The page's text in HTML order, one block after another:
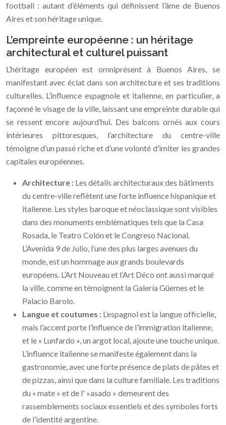
football : autant d’éléments qui définissent l’âme de Buenos
Aires et son héritage unique.
L’empreinte européenne : un héritage
architectural et culturel puissant
L’héritage européen est omniprésent à Buenos Aires, se
manifestant avec éclat dans son architecture et ses traditions
culturelles. L’influence espagnole et italienne, en particulier, a
façonné le visage de la ville, laissant une empreinte durable qui
se ressent encore aujourd’hui. Des balcons ornés aux cours
intérieures pittoresques, l’architecture du centre-ville
témoigne d’un passé riche et d’une volonté d’imiter les grandes
capitales européennes.
Architecture : Les détails architecturaux des bâtiments
du centre-ville reflètent une forte influence hispanique et
italienne. Les styles baroque et néoclassique sont visibles
dans des monuments emblématiques tels que la Casa
Rosada, le Teatro Colón et le Congreso Nacional.
L’Avenida 9 de Julio, l’une des plus larges avenues du
monde, est un hommage aux grands boulevards
européens. L’Art Nouveau et l’Art Déco ont aussi marqué
la ville, comme en témoignent la Galería Güemes et le
Palacio Barolo.
Langue et coutumes : L’espagnol est la langue officielle,
mais l’accent porte l’influence de l’immigration italienne,
et le « Lunfardo », un argot local, ajoute une touche unique.
L’influence italienne se manifeste également dans la
gastronomie, avec une forte présence de plats de pâtes et
de pizzas, ainsi que dans la culture familiale. Les traditions
du « mate » et de l' »asado » demeurent des
rassemblements sociaux essentiels et des symboles forts
de l’identité argentine.